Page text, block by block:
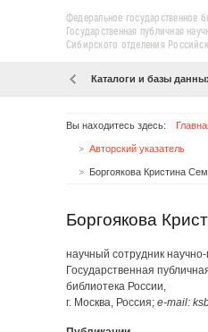
Федеральное государственное
Государственная публичная
Сибирского отделения
Каталоги и базы
Вы находитесь здесь:
Авторский указатель
Боргоякова Кристина
Боргоякова
научный сотрудник
Государственная
библиотека России,
г. Москва, Россия; e-mail: